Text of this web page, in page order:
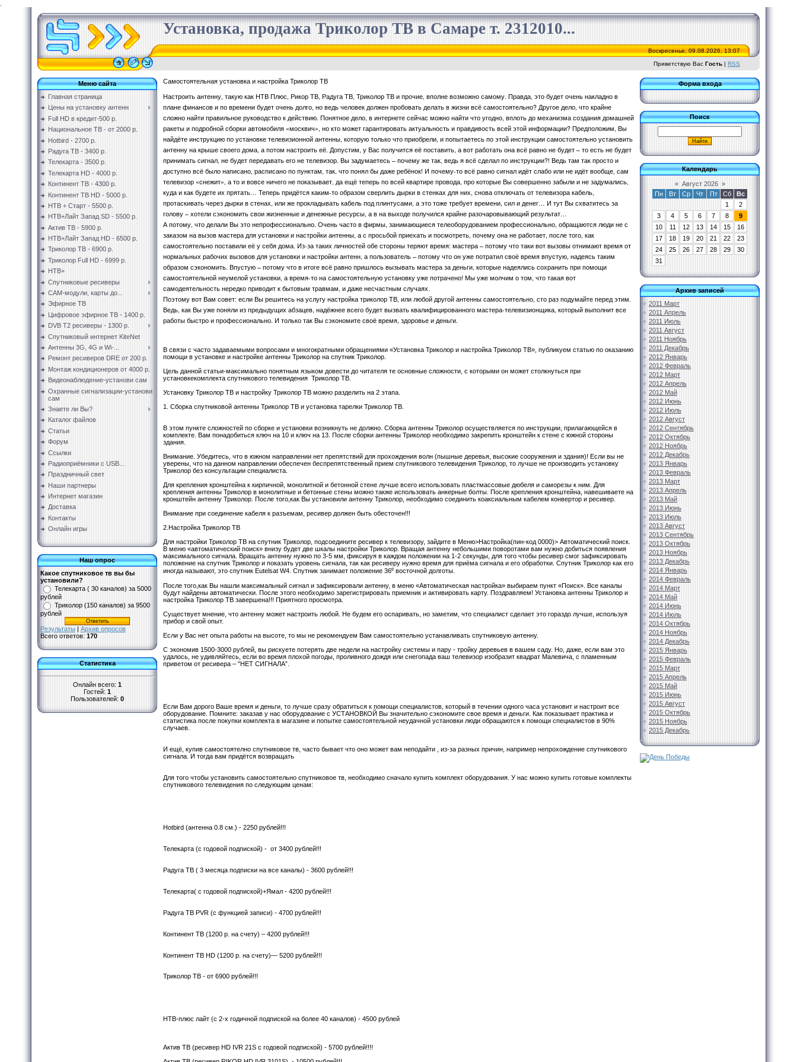
Установка, продажа Триколор ТВ в Самаре т. 2312010...
Воскресенье, 09.08.2026, 13:07
Приветствую Вас Гость | RSS
Меню сайта
Главная страница
Цены на установку антенн
Full HD в кредит-500 р.
Национальное ТВ - от 2000 р.
Hotbird - 2700 р.
Радуга ТВ - 3400 р.
Телекарта - 3500 р.
Телекарта HD - 4000 р.
Континент ТВ - 4300 р.
Континент ТВ HD - 5000 р.
НТВ + Старт - 5500 р.
НТВ+Лайт Запад SD - 5500 р.
Актив ТВ - 5900 р.
НТВ+Лайт Запад HD - 6500 р.
Триколор ТВ - 6900 р.
Триколор Full HD - 6999 р.
НТВ+
Спутниковые ресиверы
CAM-модули, карты до...
Эфирное ТВ
Цифровое эфирное ТВ - 1400 р.
DVB T2 ресиверы - 1300 р.
Спутниковый интернет KiteNet
Антенны 3G, 4G и Wi-...
Ремонт ресиверов DRE от 200 р.
Монтаж кондиционеров от 4000 р.
Видеонаблюдение-установи сам
Охранные сигнализации-установи
сам
Знаете ли Вы?
Каталог файлов
Статьи
Форум
Ссылки
Радиоприёмники с USB...
Праздничный свет
Наши партнеры
Интернет магазин
Доставка
Контакты
Онлайн игры
Наш опрос
Какое спутниковое тв вы бы
установили?
Телекарта ( 30 каналов) за 5000
рублей
Триколор (150 каналов) за 9500
рублей
Результаты | Архив опросов
Всего ответов: 170
Статистика
Онлайн всего: 1
Гостей: 1
Пользователей: 0
Самостоятельная установка и настройка Триколор ТВ
Настроить антенну, такую как НТВ Плюс, Рикор ТВ, Радуга ТВ, Триколор ТВ и прочие, вполне возможно самому. Правда, это будет очень накладно в
плане финансов и по времени будет очень долго, но ведь человек должен пробовать делать в жизни всё самостоятельно? Другое дело, что крайне
сложно найти правильное руководство к действию. Понятное дело, в интернете сейчас можно найти что угодно, вплоть до механизма создания домашней
ракеты и подробной сборки автомобиля «москвич», но кто может гарантировать актуальность и правдивость всей этой информации? Предположим, Вы
найдёте инструкцию по установке телевизионной антенны, которую только что приобрели, и попытаетесь по этой инструкции самостоятельно установить
антенну на крыше своего дома, а потом настроить её. Допустим, у Вас получится её поставить, а вот работать она всё равно не будет – то есть не будет
принимать сигнал, не будет передавать его не телевизор. Вы задумаетесь – почему же так, ведь я всё сделал по инструкции?! Ведь там так просто и
доступно всё было написано, расписано по пунктам, так, что понял бы даже ребёнок! И почему-то всё равно сигнал идёт слабо или не идёт вообще, сам
телевизор «снежит», а то и вовсе ничего не показывает, да ещё теперь по всей квартире провода, про которые Вы совершенно забыли и не задумались,
куда и как будете их прятать… Теперь придётся каким-то образом сверлить дырки в стенках для них, снова отключать от телевизора кабель,
протаскивать через дырки в стенах, или же прокладывать кабель под плинтусами, а это тоже требует времени, сил и денег… И тут Вы схватитесь за
голову – хотели сэкономить свои жизненные и денежные ресурсы, а в на выходе получился крайне разочаровывающий результат…
А потому, что делали Вы это непрофессионально. Очень часто в фирмы, занимающиеся телеоборудованием профессионально, обращаются люди не с
заказом на вызов мастера для установки и настройки антенны, а с просьбой приехать и посмотреть, почему она не работает, после того, как
самостоятельно поставили её у себя дома. Из-за таких личностей обе стороны теряют время: мастера – потому что таки вот вызовы отнимают время от
нормальных рабочих вызовов для установки и настройки антенн, а пользователь – потому что он уже потратил своё время впустую, надеясь таким
образом сэкономить. Впустую – потому что в итоге всё равно пришлось вызывать мастера за деньги, которые надеялись сохранить при помощи
самостоятельной неумелой установки, а время-то на самостоятельную установку уже потрачено! Мы уже молчим о том, что такая вот
самодеятельность нередко приводит к бытовым травмам, и даже несчастным случаях.
Поэтому вот Вам совет: если Вы решитесь на услугу настройка триколор ТВ, или любой другой антенны самостоятельно, сто раз подумайте перед этим.
Ведь, как Вы уже поняли из предыдущих абзацев, надёжнее всего будет вызвать квалифицированного мастера-телевизионщика, который выполнит все
работы быстро и профессионально. И только так Вы сэкономите своё время, здоровье и деньги.
В связи с часто задаваемыми вопросами и многократными обращениями «Установка Триколор и настройка Триколор ТВ», публикуем статью по оказанию
помощи в установке и настройке антенны Триколор на спутник Триколор.
Цель данной статьи-максимально понятным языком довести до читателя те основные сложности, с которыми он может столкнуться при
установкекомплекта спутникового телевидения Триколор ТВ.
Установку Триколор ТВ и настройку Триколор ТВ можно разделить на 2 этапа.
1. Сборка спутниковой антенны Триколор ТВ и установка тарелки Триколор ТВ.
В этом пункте сложностей по сборке и установки возникнуть не должно. Сборка антенны Триколор осуществляется по инструкции, прилагающейся в
комплекте. Вам понадобиться ключ на 10 и ключ на 13. После сборки антенны Триколор необходимо закрепить кронштейн к стене с южной стороны
здания.
Внимание. Убедитесь, что в южном направлении нет препятствий для прохождения волн (пышные деревья, высокие сооружения и здания)! Если вы не
уверены, что на данном направлении обеспечен беспрепятственный прием спутникового телевидения Триколор, то лучше не производить установку
Триколор без консультации специалиста.
Для крепления кронштейна к кирпичной, монолитной и бетонной стене лучше всего использовать пластмассовые дюбеля и саморезы к ним. Для
крепления антенны Триколор в монолитные и бетонные стены можно также использовать анкерные болты. После крепления кронштейна, навешиваете на
кронштейн антенну Триколор. После того,как Вы установили антенну Триколор, необходимо соединить коаксиальным кабелем конвертор и ресивер.
Внимание при соединение кабеля к разъемам, ресивер должен быть обесточен!!!
2.Настройка Триколор ТВ
Для настройки Триколор ТВ на спутник Триколор, подсоедините ресивер к телевизору, зайдите в Меню>Настройка(пин-код 0000)> Автоматический поиск.
В меню «автоматический поиск» внизу будет две шкалы настройки Триколор. Вращая антенну небольшими поворотами вам нужно добиться появления
максимального сигнала. Вращать антенну нужно по 3-5 мм, фиксируя в каждом положении на 1-2 секунды, для того чтобы ресивер смог зафиксировать
положение на спутник Триколор и показать уровень сигнала, так как ресиверу нужно время для приёма сигнала и его обработки. Спутник Триколор как его
иногда называют, это спутник Eutelsat W4. Спутник занимает положение 36⁰ восточной долготы.
После того,как Вы нашли максимальный сигнал и зафиксировали антенну, в меню «Автоматическая настройка» выбираем пункт «Поиск». Все каналы
будут найдены автоматически. После этого необходимо зарегистрировать приемник и активировать карту. Поздравляем! Установка антенны Триколор и
настройка Триколор ТВ завершена!!! Приятного просмотра.
Существует мнение, что антенну может настроить любой. Не будем его оспаривать, но заметим, что специалист сделает это гораздо лучше, используя
прибор и свой опыт.
Если у Вас нет опыта работы на высоте, то мы не рекомендуем Вам самостоятельно устанавливать спутниковую антенну.
С экономив 1500-3000 рублей, вы рискуете потерять две недели на настройку системы и пару - тройку деревьев в вашем саду. Но, даже, если вам это
удалось, не удивляйтесь, если во время плохой погоды, проливного дождя или снегопада ваш телевизор изобразит квадрат Малевича, с пламенным
приветом от ресивера – "НЕТ СИГНАЛА”.
Если Вам дорого Ваше время и деньги, то лучше сразу обратиться к помощи специалистов, который в течении одного часа установит и настроит все
оборудование. Помните: заказав у нас оборудование с УСТАНОВКОЙ Вы значительно сэкономите свое время и деньги. Как показывает практика и
статистика после покупки комплекта в магазине и попытке самостоятельной неудачной установки люди обращаются к помощи специалистов в 90%
случаев.
И ещё, купив самостоятелно спутниковое тв, часто бывает что оно может вам неподайти , из-за разных причин, например непрохождение спутникового
сигнала. И тогда вам придётся возвращать
Для того чтобы установить самостоятельно спутниковое тв, необходимо сначало купить комплект оборудования. У нас можно купить готовые комплекты
спутникового телевидения по следующим ценам:
Hotbird (антенна 0.8 см.) - 2250 рублей!!!
Телекарта (с годовой подпиской) - от 3400 рублей!!!
Радуга ТВ ( 3 месяца подписки на все каналы) - 3600 рублей!!!
Телекарта( с годовой подпиской)+Ямал - 4200 рублей!!!
Радуга ТВ PVR (с функцией записи) - 4700 рублей!!!
Континент ТВ (1200 р. на счету) – 4200 рублей!!!
Континент ТВ HD (1200 р. на счету)— 5200 рублей!!!
Триколор ТВ - от 6900 рублей!!!
НТВ-плюс лайт (с 2-х годичной подпиской на более 40 каналов) - 4500 рублей
Актив ТВ (ресивер HD IVR 21S с годовой подпиской) - 5700 рублей!!!!
Форма входа
Поиск
Календарь
« Август 2026 »
Пн
Вт Ср Чт Пт Сб
Вс
1
2
3
4 5 6 7 8
9
10
11 12 13 14 15
16
17
18 19 20 21 22
23
24
25 26 27 28 29
30
31
Архив записей
2011 Март
2011 Апрель
2011 Июль
2011 Август
2011 Ноябрь
2011 Декабрь
2012 Январь
2012 Февраль
2012 Март
2012 Апрель
2012 Май
2012 Июнь
2012 Июль
2012 Август
2012 Сентябрь
2012 Октябрь
2012 Ноябрь
2012 Декабрь
2013 Январь
2013 Февраль
2013 Март
2013 Апрель
2013 Май
2013 Июнь
2013 Июль
2013 Август
2013 Сентябрь
2013 Октябрь
2013 Ноябрь
2013 Декабрь
2014 Январь
2014 Февраль
2014 Март
2014 Май
2014 Июнь
2014 Июль
2014 Октябрь
2014 Ноябрь
2014 Декабрь
2015 Январь
2015 Февраль
2015 Март
2015 Апрель
2015 Май
2015 Июнь
2015 Август
2015 Октябрь
2015 Ноябрь
2015 Декабрь